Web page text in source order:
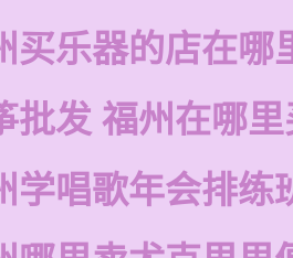
买乐器的店在哪
批发 福州在哪
学唱歌年会排练